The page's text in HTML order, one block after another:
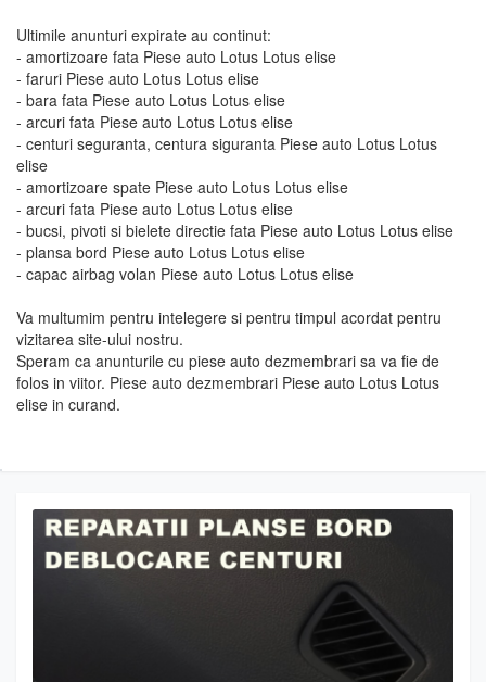
Ultimile anunturi expirate au continut:
- amortizoare fata Piese auto Lotus Lotus elise
- faruri Piese auto Lotus Lotus elise
- bara fata Piese auto Lotus Lotus elise
- arcuri fata Piese auto Lotus Lotus elise
- centuri seguranta, centura siguranta Piese auto Lotus Lotus
elise
- amortizoare spate Piese auto Lotus Lotus elise
- arcuri fata Piese auto Lotus Lotus elise
- bucsi, pivoti si bielete directie fata Piese auto Lotus Lotus elise
- plansa bord Piese auto Lotus Lotus elise
- capac airbag volan Piese auto Lotus Lotus elise
Va multumim pentru intelegere si pentru timpul acordat pentru
vizitarea site-ului nostru.
Speram ca anunturile cu piese auto dezmembrari sa va fie de
folos in viitor. Piese auto dezmembrari Piese auto Lotus Lotus
elise in curand.